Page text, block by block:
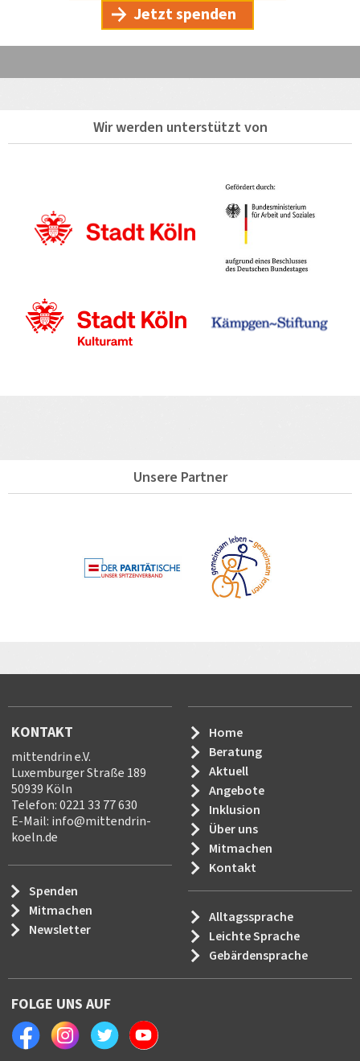
Jetzt spenden
Wir werden unterstützt von
Unsere Partner
KONTAKT
mittendrin e.V.
Luxemburger Straße 189
50939 Köln
Telefon: 0221 33 77 630
E-Mail: info@mittendrin-
koeln.de
Spenden
Mitmachen
Newsletter
Home
Beratung
Aktuell
Angebote
Inklusion
Über uns
Mitmachen
Kontakt
Alltagssprache
Leichte Sprache
Gebärdensprache
FOLGE UNS AUF
FacebookInstagramTwitter